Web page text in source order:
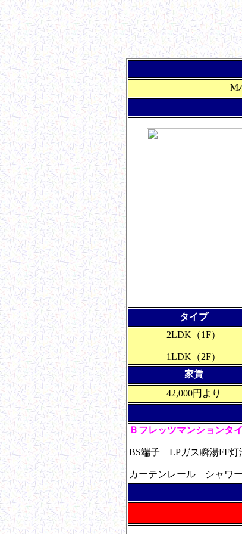
M
タイプ
2LDK（1F）
1LDK（2F）
家賃
42,000円より
Ｂフレッツマンションタ
BS端子 LPガス瞬湯FF
カーテンレール シャワ